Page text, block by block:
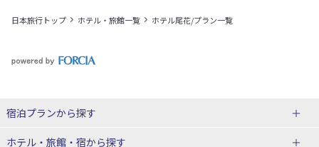
日本旅行トップ ホテル・旅館一覧 ホテル尾花/プラン一覧
宿泊プランから探す
北海道
ホテル・旅館・宿から探す